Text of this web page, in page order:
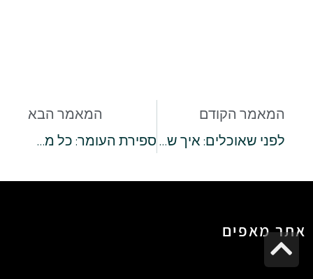
המאמר הקודם
לפני שאוכלים: איך שומרים על ההיגיינה לפני, תוך כדי ואחרי האוכל?
המאמר הבא
ספירת העומר: כל מה שצריך לדעת על אכילה ושתייה במהלך החג
אתר מאפים
גלילה